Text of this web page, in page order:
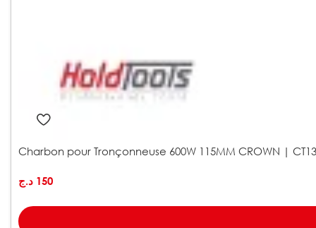
Charbon pour Tronçonneuse 600W 115MM CROWN |
150 د.ج